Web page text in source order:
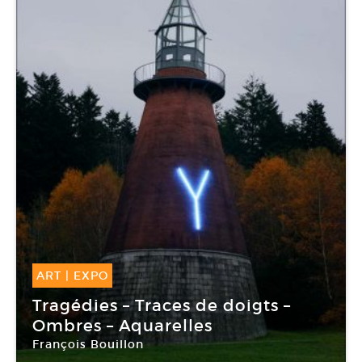
ART | EXPO
20 Nov -05 Mar 2017
Tragédies – Traces de doigts –
Ombres – Aquarelles
François Bouillon